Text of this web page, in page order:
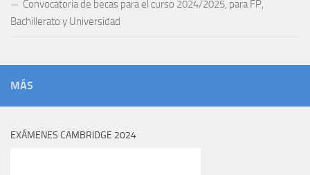
Convocatoria de becas para el curso 2024/2025, para FP,
Bachillerato y Universidad
MÁS
EXÁMENES CAMBRIDGE 2024